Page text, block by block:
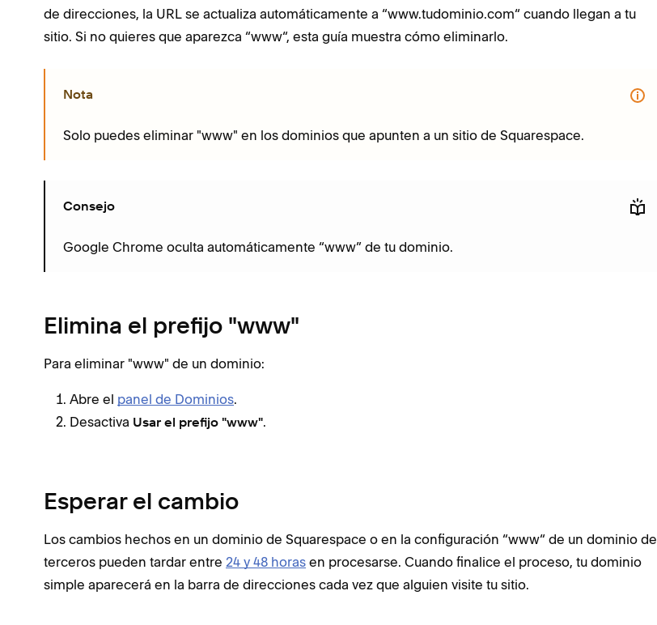
de direcciones, la URL se actualiza automáticamente a “www.tudominio.com“ cuando llegan a tu
sitio. Si no quieres que aparezca “www“, esta guía muestra cómo eliminarlo.
Nota
Solo puedes eliminar "www" en los dominios que apunten a un sitio de Squarespace.
Consejo
Google Chrome oculta automáticamente “www” de tu dominio.
Elimina el prefijo "www"
Para eliminar "www" de un dominio:
Abre el panel de Dominios.
Desactiva Usar el prefijo "www".
Esperar el cambio
Los cambios hechos en un dominio de Squarespace o en la configuración “www“ de un dominio de
terceros pueden tardar entre 24 y 48 horas en procesarse. Cuando finalice el proceso, tu dominio
simple aparecerá en la barra de direcciones cada vez que alguien visite tu sitio.